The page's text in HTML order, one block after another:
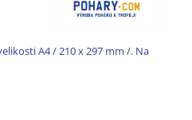
A4 / 210 x 297 mm /. Na